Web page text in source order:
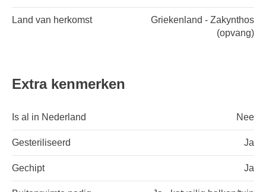
Land van herkomst
Griekenland - Zakynthos
(opvang)
Extra kenmerken
Is al in Nederland Nee
Gesteriliseerd Ja
Gechipt Ja